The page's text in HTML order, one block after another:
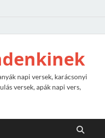
napi versek, karácsonyi
versek, apák napi vers,